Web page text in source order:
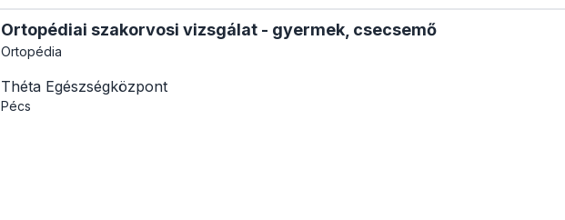
Ortopédiai szakorvosi vizsgálat - gyermek, csecsemő
Ortopédia
Théta Egészségközpont
Pécs